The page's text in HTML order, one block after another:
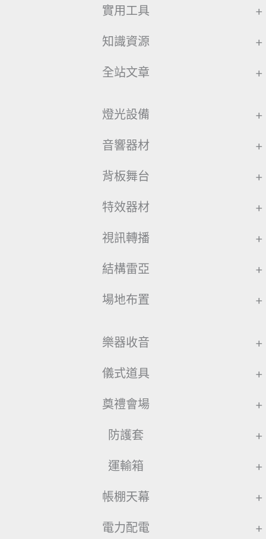
實用工具 +
知識資源 +
全站文章 +
燈光設備 +
音響器材 +
背板舞台 +
特效器材 +
視訊轉播 +
結構雷亞 +
場地布置 +
樂器收音 +
儀式道具 +
奠禮會場 +
防護套 +
運輸箱 +
帳棚天幕 +
電力配電 +